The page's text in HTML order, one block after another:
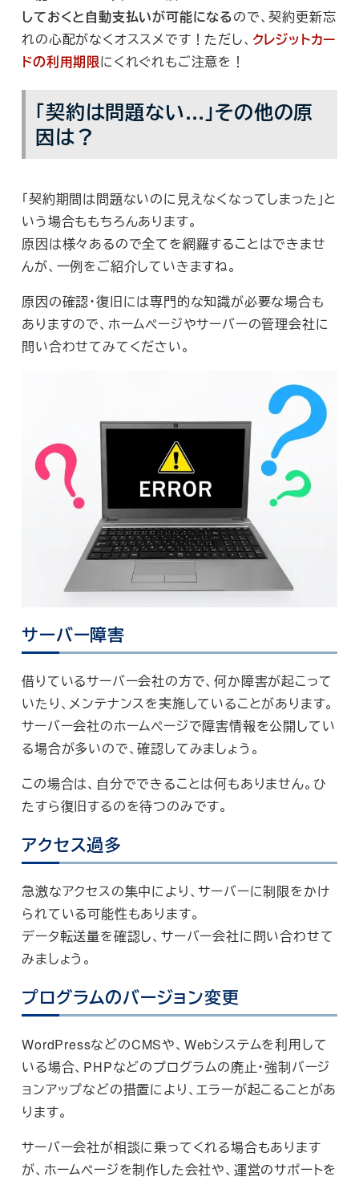
しておくと自動支払いが可能になるので、契約更新忘
れの心配がなくオススメです！ただし、 クレジットカー
ドの利用期限にくれぐれもご注意を！
「契約は問題ない…」その他の原
因は？
「契約期間は問題ないのに見えなくなってしまった」と
いう場合ももちろんあります。
原因は様々あるので全てを網羅することはできませ
んが、一例をご紹介していきますね。
原因の確認・復旧には専門的な知識が必要な場合も
ありますので、ホームページやサーバーの管理会社に
問い合わせてみてください。
サーバー障害
借りているサーバー会社の方で、何か障害が起こって
いたり、メンテナンスを実施していることがあります。
サーバー会社のホームページで障害情報を公開してい
る場合が多いので、確認してみましょう。
この場合は、自分でできることは何もありません。ひ
たすら復旧するのを待つのみです。
アクセス過多
急激なアクセスの集中により、サーバーに制限をかけ
られている可能性もあります。
データ転送量を確認し、サーバー会社に問い合わせて
みましょう。
プログラムのバージョン変更
WordPressなどのCMSや、Webシステムを利用して
いる場合、PHPなどのプログラムの廃止・強制バージ
ョンアップなどの措置により、エラーが起こることがあ
ります。
サーバー会社が相談に乗ってくれる場合もあります
が、ホームページを制作した会社や、運営のサポートを